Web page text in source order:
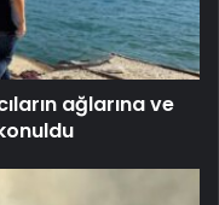
ağlarına ve